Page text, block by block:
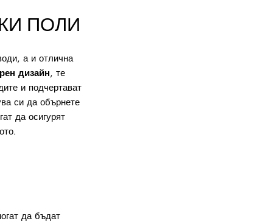
ПОЛИ
а и отлична
дизайн, те
и подчертават
си да обърнете
да осигурят
да бъдат